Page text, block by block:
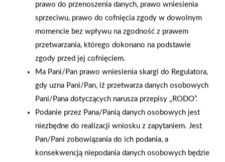
2026-01-15
Grupa PSB Handel S.A.
gra z WOŚP. Powstała
firmowa eSkarbonka na
rzecz gastroenterologii
dziecięcej
Zacisze S.A. dołącza do
Grupy PSB. Sieć kończy
rok strategicznym
otwarciem po
rebrandingu
prawo do przenoszenia danych, prawo wniesienia
sprzeciwu, prawo do cofnięcia zgody w dowolnym
momencie bez wpływu na zgodność z prawem
przetwarzania, którego dokonano na podstawie
zgody przed jej cofnięciem.
Ma Pani/Pan prawo wniesienia skargi do Regulatora,
gdy uzna Pani/Pan, iż przetwarza danych osobowych
Pani/Pana dotyczących narusza przepisy „RODO”.
Podanie przez Pana/Panią danych osobowych jest
niezbędne do realizacji wniosku z zapytaniem. Jest
Pan/Pani zobowiązania do ich podania, a
konsekwencją niepodania danych osobowych będzie